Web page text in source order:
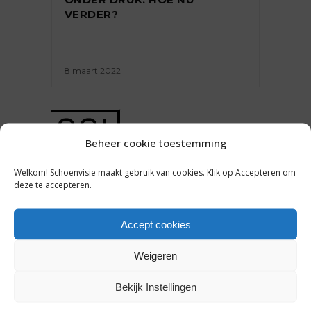
Beheer cookie toestemming
Welkom! Schoenvisie maakt gebruik van cookies. Klik op Accepteren om
deze te accepteren.
Accept cookies
Weigeren
Bekijk Instellingen
VERDER?
8 maart 2022
KLANTEN ZIJN BLIJ DAT ZE
SCHOENENWINKELIERS:
‘IEDEREEN IS WEL KLAAR MET
DE SCHERMPJES’